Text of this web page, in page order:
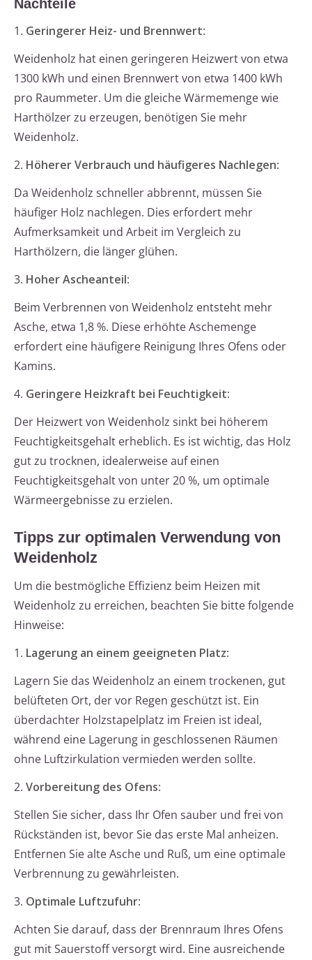
Nachteile
1. Geringerer Heiz- und Brennwert:
Weidenholz hat einen geringeren Heizwert von etwa
1300 kWh und einen Brennwert von etwa 1400 kWh
pro Raummeter. Um die gleiche Wärmemenge wie
Harthölzer zu erzeugen, benötigen Sie mehr
Weidenholz.
2. Höherer Verbrauch und häufigeres Nachlegen:
Da Weidenholz schneller abbrennt, müssen Sie
häufiger Holz nachlegen. Dies erfordert mehr
Aufmerksamkeit und Arbeit im Vergleich zu
Harthölzern, die länger glühen.
3. Hoher Ascheanteil:
Beim Verbrennen von Weidenholz entsteht mehr
Asche, etwa 1,8 %. Diese erhöhte Aschemenge
erfordert eine häufigere Reinigung Ihres Ofens oder
Kamins.
4. Geringere Heizkraft bei Feuchtigkeit:
Der Heizwert von Weidenholz sinkt bei höherem
Feuchtigkeitsgehalt erheblich. Es ist wichtig, das Holz
gut zu trocknen, idealerweise auf einen
Feuchtigkeitsgehalt von unter 20 %, um optimale
Wärmeergebnisse zu erzielen.
Tipps zur optimalen Verwendung von
Weidenholz
Um die bestmögliche Effizienz beim Heizen mit
Weidenholz zu erreichen, beachten Sie bitte folgende
Hinweise:
1. Lagerung an einem geeigneten Platz:
Lagern Sie das Weidenholz an einem trockenen, gut
belüfteten Ort, der vor Regen geschützt ist. Ein
überdachter Holzstapelplatz im Freien ist ideal,
während eine Lagerung in geschlossenen Räumen
ohne Luftzirkulation vermieden werden sollte.
2. Vorbereitung des Ofens:
Stellen Sie sicher, dass Ihr Ofen sauber und frei von
Rückständen ist, bevor Sie das erste Mal anheizen.
Entfernen Sie alte Asche und Ruß, um eine optimale
Verbrennung zu gewährleisten.
3. Optimale Luftzufuhr:
Achten Sie darauf, dass der Brennraum Ihres Ofens
gut mit Sauerstoff versorgt wird. Eine ausreichende